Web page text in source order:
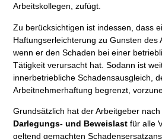
Arbeitskollegen, zufügt.
Zu berücksichtigen ist indessen, dass
Haftungserleichterung zu Gunsten des
wenn er den Schaden bei einer
Tätigkeit verursacht hat. Sodann ist
innerbetriebliche Schadensausgleich,
Arbeitnehmerhaftung begrenzt,
Grundsätzlich hat der Arbeitgeber
Darlegungs- und Beweislast für alle
geltend gemachten